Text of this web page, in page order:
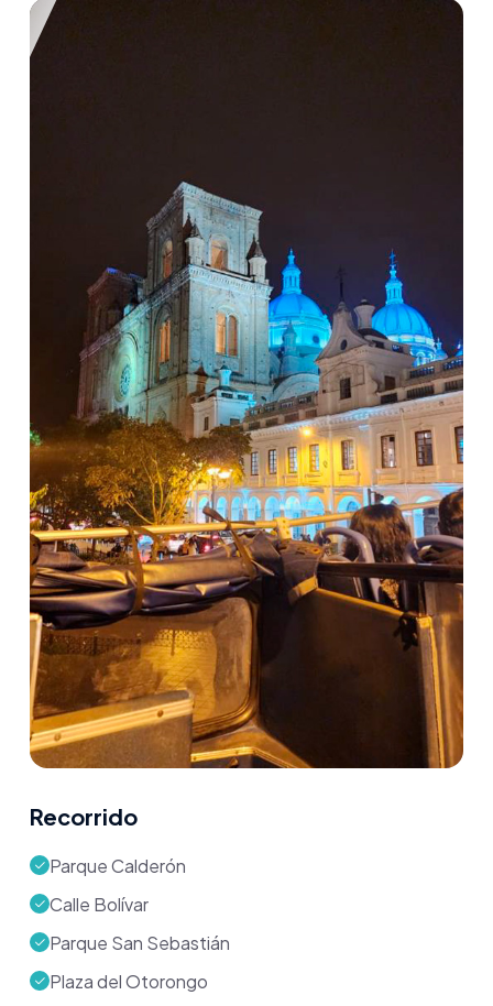
Recorrido
Parque Calderón
Calle Bolívar
Parque San Sebastián
Plaza del Otorongo